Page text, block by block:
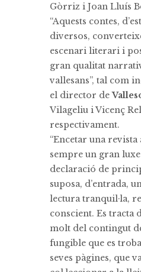
Gòrriz i Joan Lluís
“Aquests contes,
diversos,
escenari literari i
gran qualitat
vallesans”, tal com
el director de
Vilageliu i Vicenç
respectivament.
“Encetar una revista
sempre un gran
declaració de
suposa, d’entrada,
lectura tranquil·la,
conscient. Es tracta
molt del contingut
fungible que es
seves pàgines, que